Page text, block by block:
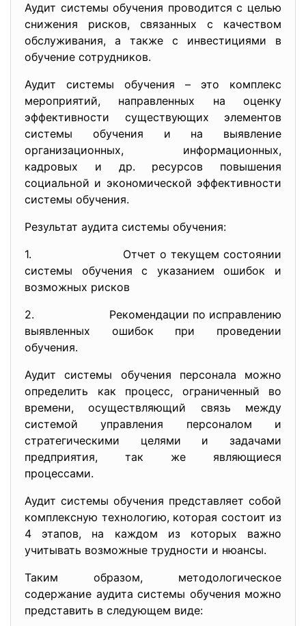
Аудит системы обучения проводится с целью
снижения рисков, связанных с качеством
обслуживания, а также с инвестициями в
обучение сотрудников.
Аудит системы обучения – это комплекс
мероприятий, направленных на оценку
эффективности существующих элементов
системы обучения и на выявление
организационных, информационных,
кадровых и др. ресурсов повышения
социальной и экономической эффективности
системы обучения.
Результат аудита системы обучения:
1. Отчет о текущем состоянии
системы обучения с указанием ошибок и
возможных рисков
2. Рекомендации по исправлению
выявленных ошибок при проведении
обучения.
Аудит системы обучения персонала можно
определить как процесс, ограниченный во
времени, осуществляющий связь между
системой управления персоналом и
стратегическими целями и задачами
предприятия, так же являющиеся
процессами.
Аудит системы обучения представляет собой
комплексную технологию, которая состоит из
4 этапов, на каждом из которых важно
учитывать возможные трудности и нюансы.
Таким образом, методологическое
содержание аудита системы обучения можно
представить в следующем виде: